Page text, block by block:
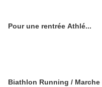
Pour une rentrée Athlé...
Biathlon Running / Marche